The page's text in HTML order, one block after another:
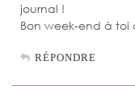
journal !
Bon week-end à toi
RÉPONDRE